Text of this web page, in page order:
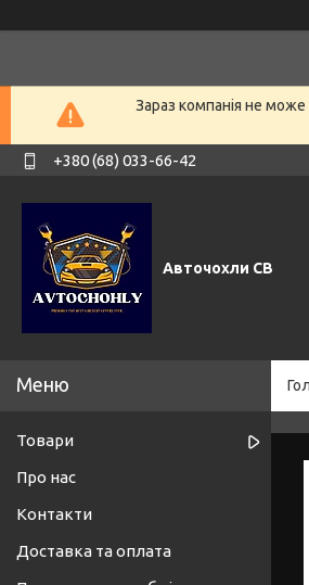
Зараз компанія не
+380 (68) 033-66-42
Авточохли СВ
Товари
Про нас
Контакти
Доставка та оплата